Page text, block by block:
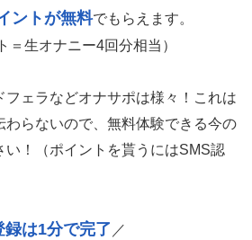
ントが無料でもらえます。
＝生オナニー4回分相当）
フェラなどオナサポは様々！これは
わらないので、無料体験できる今の
い！（ポイントを貰うにはSMS認
録は1分で完了 ／